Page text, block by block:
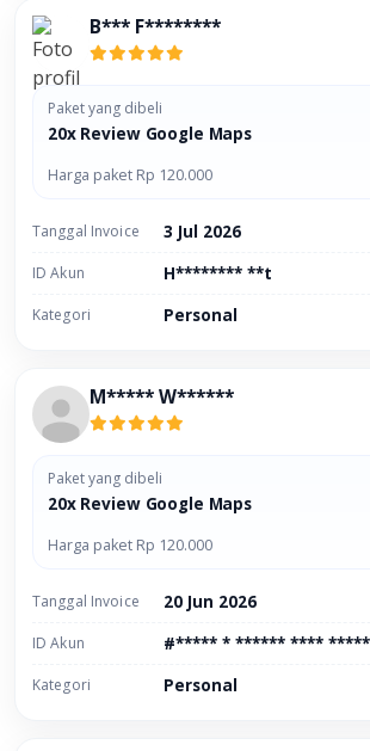
B*** F********
Paket yang dibeli
20x Review Google Maps
Harga paket Rp 120.000
Tanggal Invoice 3 Jul 2026
ID Akun H******** **t
Kategori Personal
M***** W******
Paket yang dibeli
20x Review Google Maps
Harga paket Rp 120.000
Tanggal Invoice 20 Jun 2026
ID Akun #***** * ****** ****
Kategori Personal